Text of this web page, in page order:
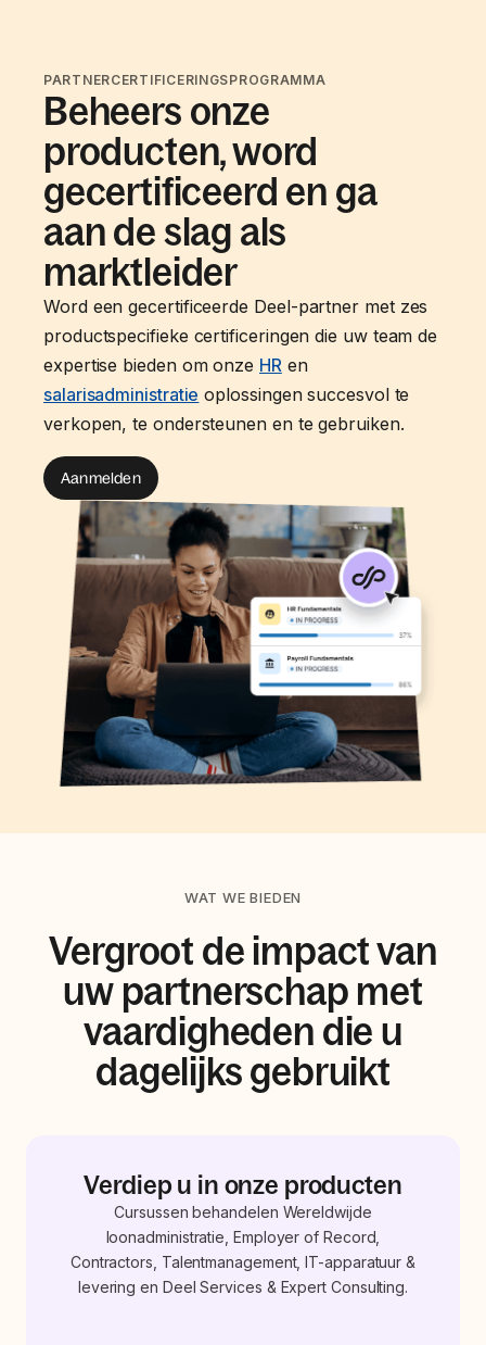
PARTNERCERTIFICERINGSPROGRAMMA
Beheers onze
producten, word
gecertificeerd en ga
aan de slag als
marktleider
Word een gecertificeerde Deel-partner met zes
productspecifieke certificeringen die uw team de
expertise bieden om onze HRen
salarisadministratie oplossingen succesvol te
verkopen, te ondersteunen en te gebruiken.
Aanmelden
WAT WE BIEDEN
Vergroot de impact van
uw partnerschap met
vaardigheden die u
dagelijks gebruikt
Verdiep u in onze producten
Cursussen behandelen Wereldwijde
loonadministratie, Employer of Record,
Contractors, Talentmanagement, IT-apparatuur &
levering en Deel Services & Expert Consulting.